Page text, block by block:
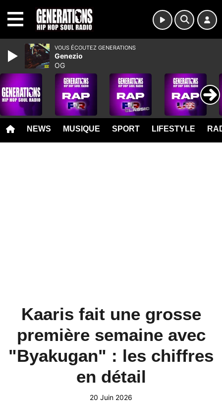
NEWS MUSIQUE SPORT LIFESTYLE
Kaaris fait une grosse
première semaine avec
"Byakugan" : les chiffres
en détail
20 Juin 2026
VOUS ÉCOUTEZ GENERATIONS
Genezio
OG